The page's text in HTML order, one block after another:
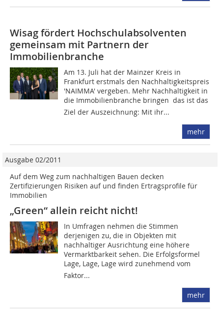
Wisag fördert Hochschulabsolventen
gemeinsam mit Partnern der
Immobilienbranche
Am 13. Juli hat der Mainzer Kreis in
Frankfurt erstmals den Nachhaltigkeitspreis
'NAIMMA' vergeben. Mehr Nachhaltigkeit in
die Immobilienbranche bringen  das ist das
Ziel der Auszeichnung: Mit ihr...
mehr
Ausgabe 02/2011
Auf dem Weg zum nachhaltigen Bauen decken
Zertifizierungen Risiken auf und finden Ertragsprofile für
Immobilien
„Green“ allein reicht nicht!
In Umfragen nehmen die Stimmen
derjenigen zu, die in Objekten mit
nachhaltiger Ausrichtung eine höhere
Vermarktbarkeit sehen. Die Erfolgsformel
Lage, Lage, Lage wird zunehmend vom
Faktor...
mehr